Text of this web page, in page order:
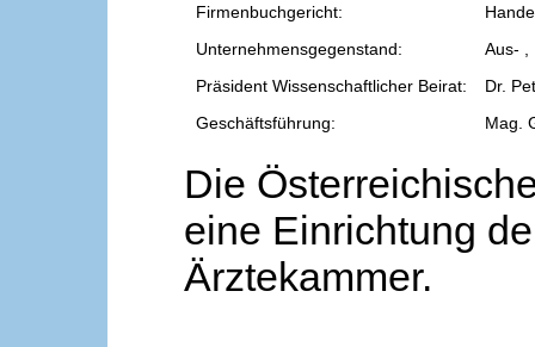
Firmenbuchgericht:
Unternehmensgegenstand:
Aus- ,
Präsident Wissenschaftlicher Beirat:
Dr.
Geschäftsführung:
Mag.
Die
eine Einrichtung
Ärztekammer.